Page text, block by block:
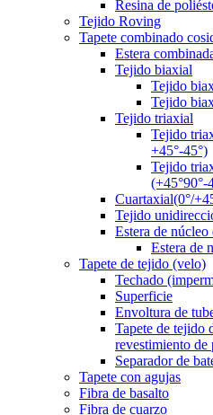
Resina de
Tejido Roving
Tapete combinado
Estera
Tejido biaxial
Tejido
Tejido
Tejido triaxial
Tejido
+45°-45°)
Tejido
(+45°90°-
Cuartaxial(0°/
Tejido
Estera de núcleo
Estera de
Tapete de tejido (velo)
Techado
Superficie
Envoltura de
Tapete de tejido
revestimiento de
Separador de
Tapete con agujas
Fibra de basalto
Fibra de cuarzo